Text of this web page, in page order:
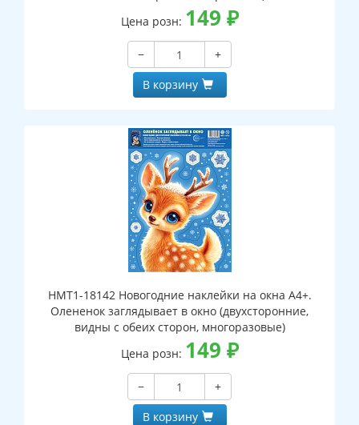
Цена розн: 149 ₽
−
+
В корзину
НМТ1-18142 Новогодние наклейки на окна А4+.
Олененок заглядывает в окно (двухсторонние,
видны с обеих сторон, многоразовые)
Цена розн: 149 ₽
−
+
В корзину